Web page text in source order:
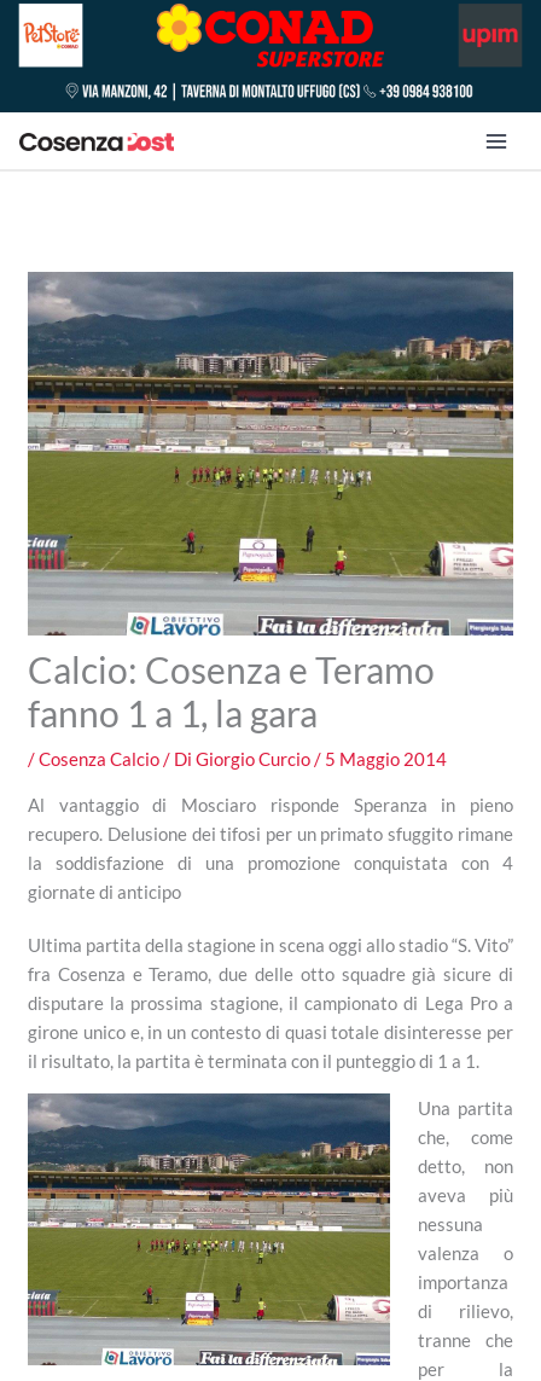
Calcio: Cosenza e Teramo
fanno 1 a 1, la gara
/Cosenza Calcio/ DiGiorgio Curcio/ 5 Maggio 2014
Al vantaggio di Mosciaro risponde Speranza in pieno
recupero. Delusione dei tifosi per un primato sfuggito rimane
la soddisfazione di una promozione conquistata con 4
giornate di anticipo
Ultima partita della stagione in scena oggi allo stadio “S. Vito”
fra Cosenza e Teramo, due delle otto squadre già sicure di
disputare la prossima stagione, il campionato di Lega Pro a
girone unico e, in un contesto di quasi totale disinteresse per
il risultato, la partita è terminata con il punteggio di 1 a 1.
Una partita
che, come
detto, non
aveva più
nessuna
valenza o
importanza
di rilievo,
tranne che
per la